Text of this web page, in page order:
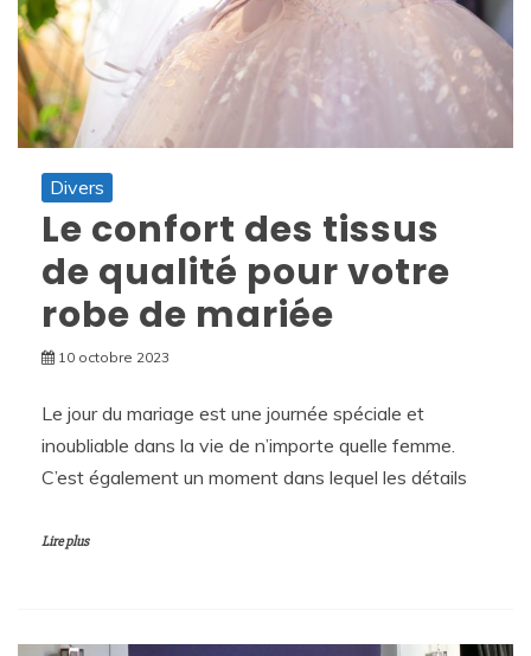
Divers
Le confort des tissus
de qualité pour votre
robe de mariée
10 octobre 2023
Le jour du mariage est une journée spéciale et
inoubliable dans la vie de n’importe quelle femme.
C’est également un moment dans lequel les détails
Lire plus